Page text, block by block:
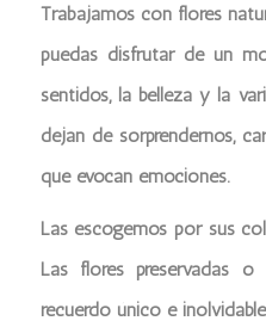
Trabajamos con flores
puedas disfrutar de un
sentidos, la belleza y la
dejan de sorprendernos,
que evocan emociones.
Las escogemos por sus
Las flores preservadas
recuerdo único e